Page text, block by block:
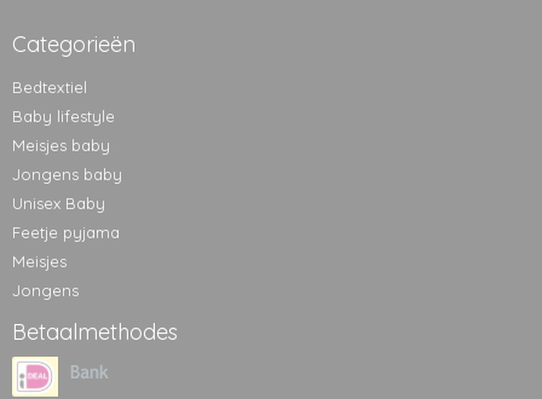
Categorieën
Bedtextiel
Baby lifestyle
Meisjes baby
Jongens baby
Unisex Baby
Feetje pyjama
Meisjes
Jongens
Betaalmethodes